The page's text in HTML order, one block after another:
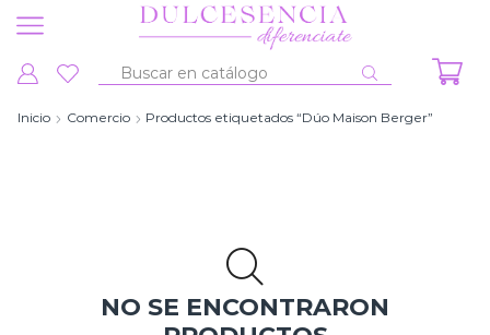
Entrada
búsqueda
Inicio Comercio Productos etiquetados “Dúo Maison Berger”
NO SE ENCONTRARON